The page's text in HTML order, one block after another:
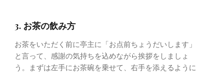
3. お茶の飲み方
お茶をいただく前に亭主に「お点前ちょうだいします」
と言って、感謝の気持ちを込めながら挨拶をしましょ
う。まずは左手にお茶碗を乗せて、右手を添えるように